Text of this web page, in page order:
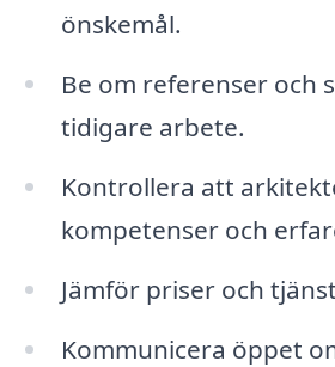
önskemål.
Be om referenser och
tidigare arbete.
Kontrollera att
kompetenser och
Jämför priser och
Kommunicera öppet